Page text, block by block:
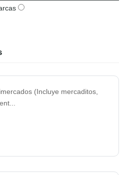
(Incluye mercaditos,